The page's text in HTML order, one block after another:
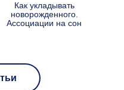
Как укладывать
новорожденного.
Ассоциации на сон